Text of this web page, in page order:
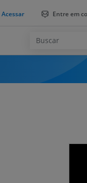
Acessar Entre em